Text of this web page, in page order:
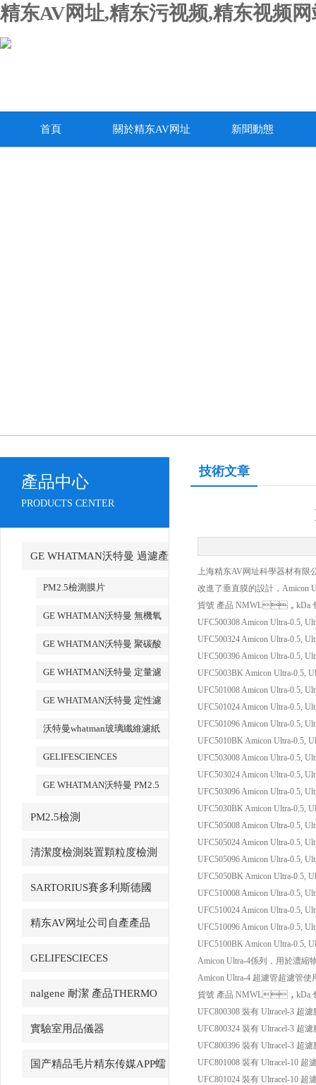
精东AV网址,精东污视频,精东视频
首頁 關於精东AV网址 新聞動態
產品中心
PRODUCTS CENTER
GE WHATMAN沃特曼 過濾產
品代理PM2.5檢測膜片
GE WHATMAN沃特曼 無機氧
GE WHATMAN沃特曼 聚碳酸
GE WHATMAN沃特曼 定量濾
GE WHATMAN沃特曼 定性濾
紙
沃特曼whatman玻璃纖維濾紙
GELIFESCIENCES
WHATMAN 轉印記膜雜交膜
GE WHATMAN沃特曼 PM2.5
PM2.5檢測
清潔度檢測裝置顆粒度檢測
SARTORIUS賽多利斯德國
精东AV网址公司自產產品
GELIFESCIECES
nalgene 耐潔 產品THERMO
賽默飛
實驗室用品儀器
国产精品毛片精东传媒APP蠕
技術文章
上海精东AV网址科學器材有限
改進了垂直膜的設計，Amicon
貨號 產品 NMWL，kDa
UFC500308 Amicon Ultra-0.5,
UFC500324 Amicon Ultra-0.5,
UFC500396 Amicon Ultra-0.5,
UFC5003BK Amicon Ultra-0.5,
UFC501008 Amicon Ultra-0.5,
UFC501024 Amicon Ultra-0.5,
UFC501096 Amicon Ultra-0.5,
UFC5010BK Amicon Ultra-0.5,
UFC503008 Amicon Ultra-0.5,
UFC503024 Amicon Ultra-0.5,
UFC503096 Amicon Ultra-0.5,
UFC5030BK Amicon Ultra-0.5,
UFC505008 Amicon Ultra-0.5,
UFC505024 Amicon Ultra-0.5,
UFC505096 Amicon Ultra-0.5,
UFC5050BK Amicon Ultra-0.5,
UFC510008 Amicon Ultra-0.5,
UFC510024 Amicon Ultra-0.5,
UFC510096 Amicon Ultra-0.5,
UFC5100BK Amicon Ultra-0.5,
Amicon Ultra-4係列，用於濃
Amicon Ultra-4 超濾管超濾管使
貨號 產品 NMWL，kDa
UFC800308 裝有 Ultracel-3 超
UFC800324 裝有 Ultracel-3 超
UFC800396 裝有 Ultracel-3 超
UFC801008 裝有 Ultracel-10 超
UFC801024 裝有 Ultracel-10 超